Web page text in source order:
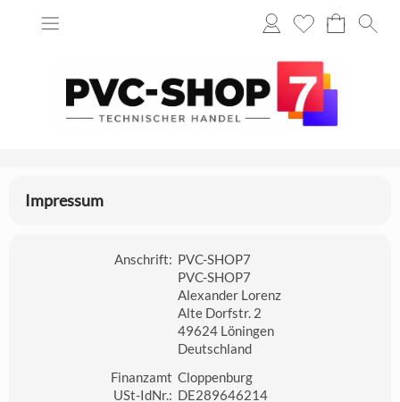
Impressum
Anschrift: PVC-SHOP7
PVC-SHOP7
Alexander Lorenz
Alte Dorfstr. 2
49624 Löningen
Deutschland
Finanzamt Cloppenburg
USt-IdNr.: DE289646214